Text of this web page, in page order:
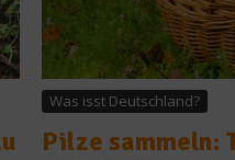
Was isst Deutschland?
Pilze sammeln: